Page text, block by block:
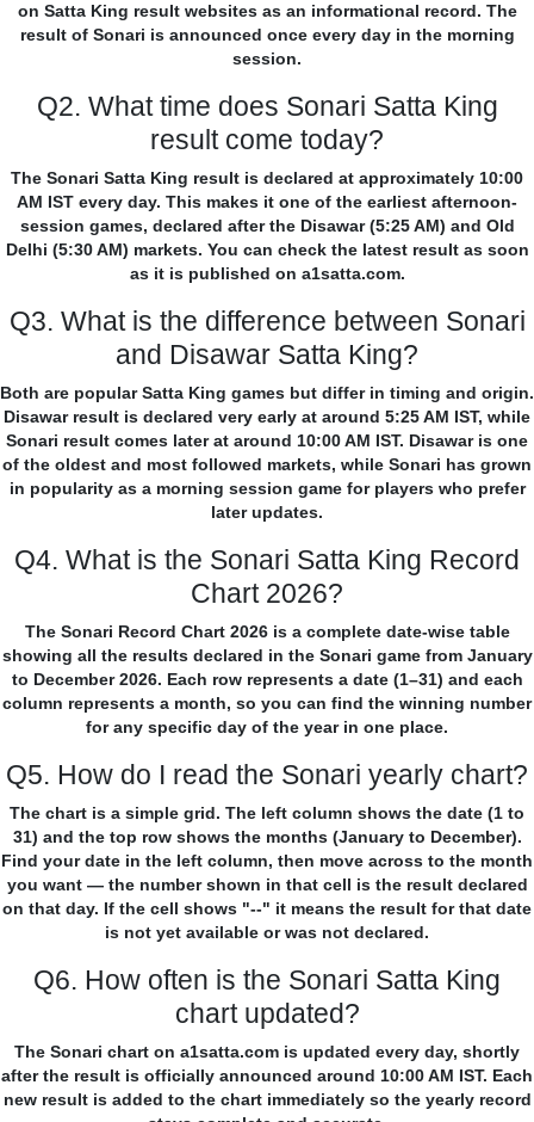
on Satta King result websites as an informational record. The
result of Sonari is announced once every day in the morning
session.
Q2. What time does Sonari Satta King
result come today?
The Sonari Satta King result is declared at approximately 10:00
AM IST every day. This makes it one of the earliest afternoon-
session games, declared after the Disawar (5:25 AM) and Old
Delhi (5:30 AM) markets. You can check the latest result as soon
as it is published on a1satta.com.
Q3. What is the difference between Sonari
and Disawar Satta King?
Both are popular Satta King games but differ in timing and origin.
Disawar result is declared very early at around 5:25 AM IST, while
Sonari result comes later at around 10:00 AM IST. Disawar is one
of the oldest and most followed markets, while Sonari has grown
in popularity as a morning session game for players who prefer
later updates.
Q4. What is the Sonari Satta King Record
Chart 2026?
The Sonari Record Chart 2026 is a complete date-wise table
showing all the results declared in the Sonari game from January
to December 2026. Each row represents a date (1–31) and each
column represents a month, so you can find the winning number
for any specific day of the year in one place.
Q5. How do I read the Sonari yearly chart?
The chart is a simple grid. The left column shows the date (1 to
31) and the top row shows the months (January to December).
Find your date in the left column, then move across to the month
you want — the number shown in that cell is the result declared
on that day. If the cell shows "--" it means the result for that date
is not yet available or was not declared.
Q6. How often is the Sonari Satta King
chart updated?
The Sonari chart on a1satta.com is updated every day, shortly
after the result is officially announced around 10:00 AM IST. Each
new result is added to the chart immediately so the yearly record